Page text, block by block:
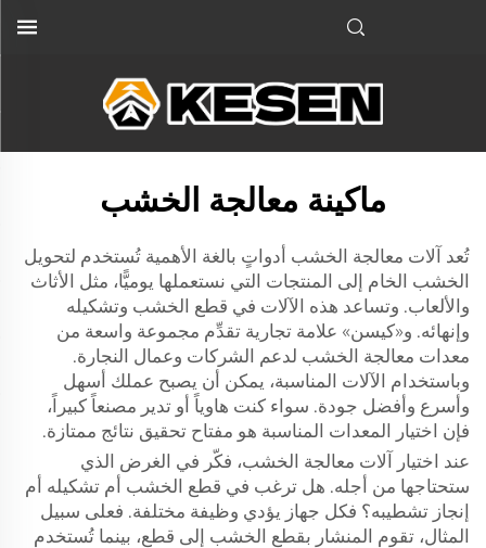
ماكينة معالجة الخشب
تُعد آلات معالجة الخشب أدواتٍ بالغة الأهمية تُستخدم لتحويل
الخشب الخام إلى المنتجات التي نستعملها يوميًّا، مثل الأثاث
والألعاب. وتساعد هذه الآلات في قطع الخشب وتشكيله
وإنهائه. و«كيسن» علامة تجارية تقدِّم مجموعة واسعة من
معدات معالجة الخشب لدعم الشركات وعمال النجارة.
وباستخدام الآلات المناسبة، يمكن أن يصبح عملك أسهل
وأسرع وأفضل جودة. سواء كنت هاوياً أو تدير مصنعاً كبيراً،
فإن اختيار المعدات المناسبة هو مفتاح تحقيق نتائج ممتازة.
عند اختيار آلات معالجة الخشب، فكّر في الغرض الذي
ستحتاجها من أجله. هل ترغب في قطع الخشب أم تشكيله أم
إنجاز تشطيبه؟ فكل جهاز يؤدي وظيفة مختلفة. فعلى سبيل
المثال، تقوم المنشار بقطع الخشب إلى قطع، بينما تُستخدم